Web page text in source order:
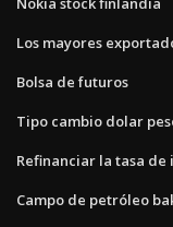
Los mayores
Bolsa de futuros
Tipo cambio dolar
Refinanciar la tasa
Campo de petróleo